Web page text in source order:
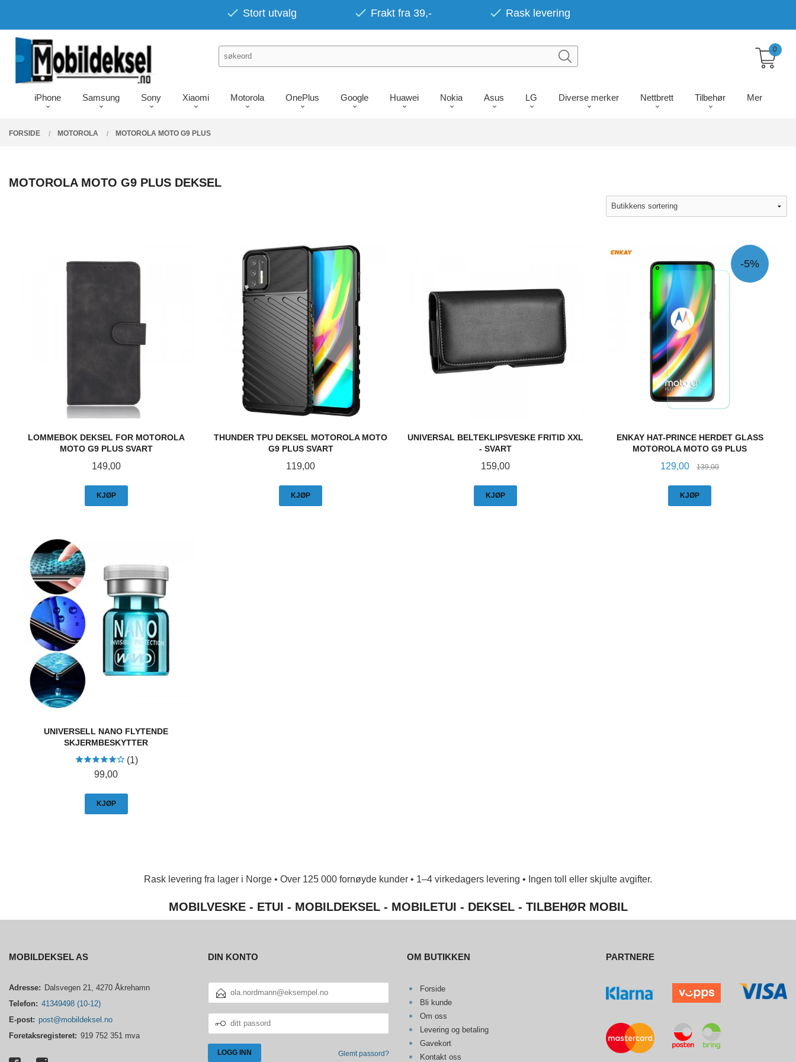
innholdet
Stort utvalg Frakt fra 39,- Rask levering
iPhone Samsung Sony Xiaomi Motorola OnePlus Google Huawei Nokia Asus LG Diverse merker Nettbrett Tilbehør Mer
0
FORSIDE MOTOROLA MOTOROLA MOTO G9 PLUS
MOTOROLA MOTO G9 PLUS DEKSEL
LOMMEBOK DEKSEL FOR MOTOROLA
MOTO G9 PLUS SVART
Pris
149,00
KJØP
THUNDER TPU DEKSEL MOTOROLA MOTO
G9 PLUS SVART
Pris
119,00
KJØP
UNIVERSAL BELTEKLIPSVESKE FRITID XXL
- SVART
Pris
159,00
KJØP
ENKAY HAT-PRINCE HERDET GLASS
MOTOROLA MOTO G9 PLUS
Tilbud
129,00 139,00Rabatt
-5%
KJØP
UNIVERSELL NANO FLYTENDE
SKJERMBESKYTTER
(1)
Pris
99,00
KJØP
Rask levering fra lager i Norge • Over 125 000 fornøyde kunder • 1–4 virkedagers levering • Ingen toll eller skjulte avgifter.
MOBILVESKE - ETUI - MOBILDEKSEL - MOBILETUI - DEKSEL - TILBEHØR MOBIL
MOBILDEKSEL AS
Adresse: Dalsvegen 21, 4270 Åkrehamn
Telefon: 41349498 (10-12)
E-post: post@mobildeksel.no
Foretaksregisteret: 919 752 351 mva
DIN KONTO
POSTADRESSE
PASSORD
Glemt passord?
OM BUTIKKEN
Forside
Bli kunde
Om oss
Levering og betaling
Gavekort
Kontakt oss
PARTNERE